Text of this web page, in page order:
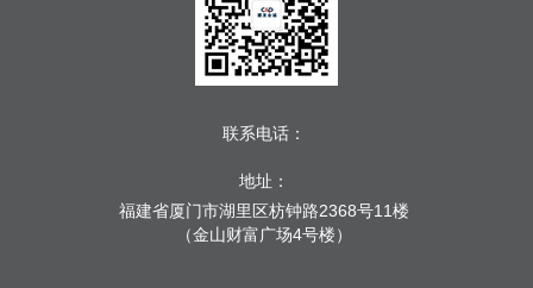
联系电话：
地址：
福建省厦门市湖里区枋钟路2368号11楼
（金山财富广场4号楼）